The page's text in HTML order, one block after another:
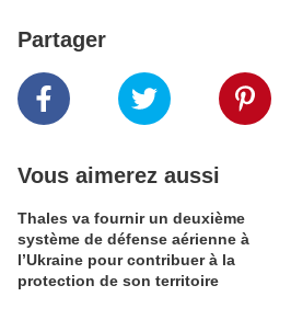
Partager
Vous aimerez aussi
Thales va fournir un deuxième
système de défense aérienne à
l’Ukraine pour contribuer à la
protection de son territoire